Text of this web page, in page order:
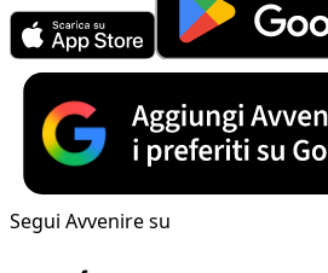
Segui Avvenire su